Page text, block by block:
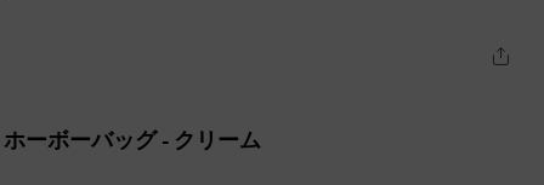
ーボーバッグ- クリーム